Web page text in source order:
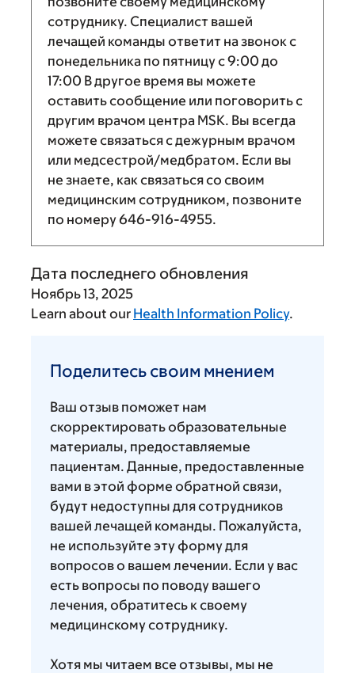
сотруднику. Специалист вашей
лечащей команды ответит на звонок с
понедельника по пятницу с9:00 до
17:00 В другое время вы можете
оставить сообщение или поговорить с
другим врачом центра MSK. Вы всегда
можете связаться с дежурным врачом
или медсестрой/медбратом. Если вы
не знаете, как связаться со своим
медицинским сотрудником, позвоните
по номеру646-916-4955.
Дата последнего обновления
Ноябрь 13, 2025
Learn about our Health Information Policy.
своим
Поделитесь своим мнением
Ваш отзыв поможет нам
скорректировать образовательные
материалы, предоставляемые
пациентам. Данные, предоставленные
вами в этой форме обратной связи,
будут недоступны для сотрудников
вашей лечащей команды. Пожалуйста,
не используйте эту форму для
вопросов о вашем лечении. Если у вас
есть вопросы по поводу вашего
лечения, обратитесь к своему
медицинскому сотруднику.
Хотя мы читаем все отзывы, мы не